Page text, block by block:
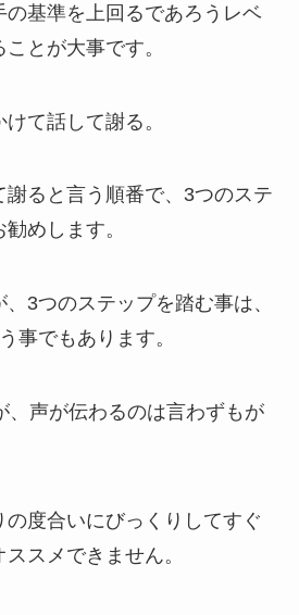
の基準を上回るであろうレベ
とが大事です。
て話して謝る。
ると言う順番で、3つのステ
めします。
3つのステップを踏む事は、
事でもあります。
、声が伝わるのは言わずもが
度合いにびっくりしてすぐ
スメできません。